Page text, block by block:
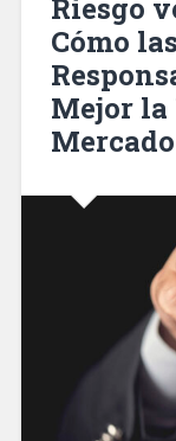
Riesgo
Cómo
Mejor
Mercado